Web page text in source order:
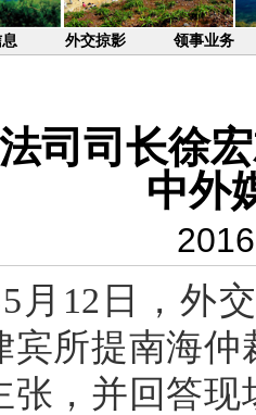
外交掠影 领事业务
司司长徐
中外
5月12日，外
宾所提南海
张，并回答